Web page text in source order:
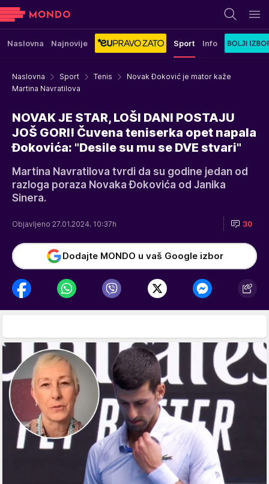
Naslovna Najnovije Sport Info
Naslovna Sport Tenis
Novak Đoković je mator kaže
Martina Navratilova
NOVAK JE STAR, LOŠI DANI POSTAJU
JOŠ GORI! Čuvena teniserka opet napala
Đokovića: "Desile su mu se DVE stvari"
Martina Navratilova tvrdi da su godine jedan od
razloga poraza Novaka Đokovića od Janika
Sinera.
Objavljeno 27.01.2024. 10:37h 30
Dodajte MONDO u vaš Google izbor